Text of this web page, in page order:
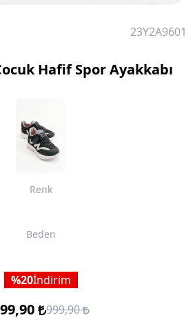
23Y2A9601
Hafif Spor Ayakkabı
Renk
Beden
20İndirim
999,90